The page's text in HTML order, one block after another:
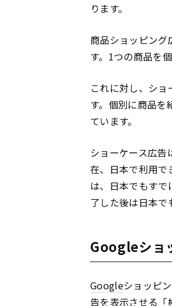
ります。
商品ショッピング
す。1つの商品を
これに対し、ショ
す。個別に商品を
ています。
ショーケース広告
在、日本で利用で
は、日本でもすで
了した後は日本で
Googleショ
Googleショッピ
告を表示させる「